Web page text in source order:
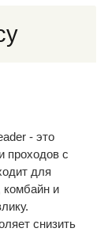
- это
проходов с
для
комбайн и
снизить